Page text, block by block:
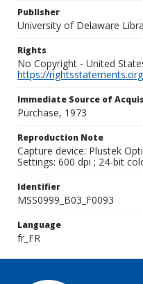
Publisher
University of Delaware
Rights
No Copyright - United
https://
Immediate Source of
Purchase, 1973
Reproduction Note
Capture device: Plustek
Settings: 600 dpi ; 24-bit
Identifier
MSS0999_B03_F0093
Language
fr_FR